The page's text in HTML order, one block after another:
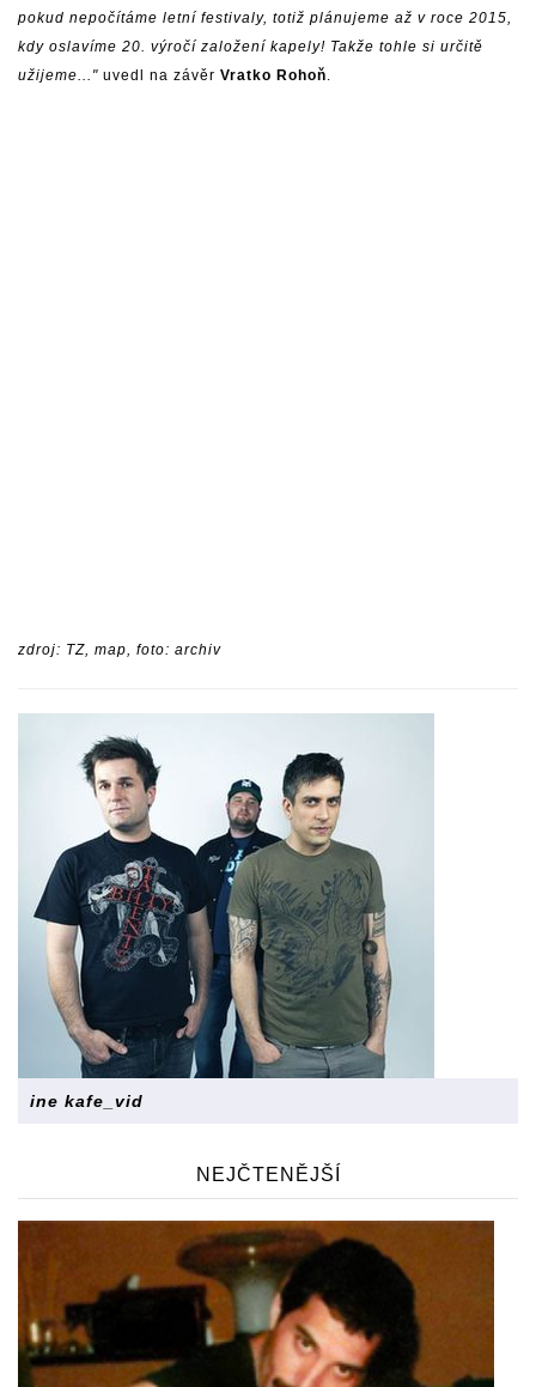
pokud nepočítáme letní festivaly, totiž plánujeme až v roce 2015,
kdy oslavíme 20. výročí založení kapely! Takže tohle si určitě
užijeme..." uvedl na závěr Vratko Rohoň.
zdroj: TZ, map, foto: archiv
ine kafe_vid
NEJČTENĚJŠÍ